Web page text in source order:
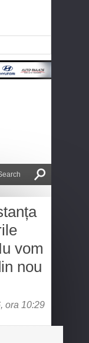
vom
nou
ora 10:29